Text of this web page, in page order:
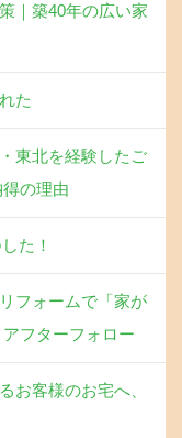
｜築40年の広い家
た
東北を経験したご
の理由
た！
フォームで「家が
フターフォロー
お客様のお宅へ、